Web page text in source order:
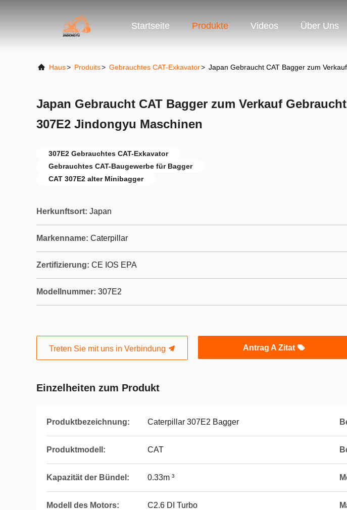
Startseite Produkte Videos Über Uns
Haus> Produits> Gebrauchtes CAT-Exkavator> Japan Gebraucht CAT Bagger zum
Japan Gebraucht CAT Bagger zum Verkauf Gebraucht
307E2 Jindongyu Maschinen
307E2 Gebrauchtes CAT-Exkavator
Gebrauchtes CAT-Baugewerbe für Bagger
CAT 307E2 alter Minibagger
Herkunftsort: Japan
Markenname: Caterpillar
Zertifizierung: CE IOS EPA
Modellnummer: 307E2
Treten Sie mit uns in Verbindung Antrag A Zitat
Einzelheiten zum Produkt
Produktbezeichnung: Caterpillar 307E2 Bagger
Produktmodell: CAT
Kapazität der Bündel: 0.33m ³
Modell des Motors: C2.6 DI Turbo